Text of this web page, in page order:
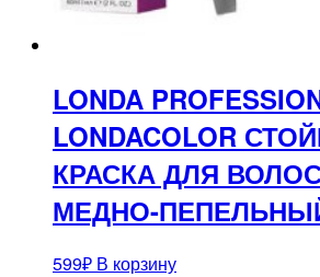
LONDA
LONDACOLOR
КРАСКА ДЛЯ
МЕДНО-
599₽ В корзину